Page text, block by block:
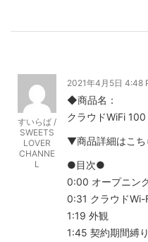
すいらば /
SWEETS
LOVER
CHANNE
L
2021年4月5日 4:48
◆商品名：
クラウドWiFi 100
▼商品詳細はこち
●目次●
0:00 オープニン
0:31 クラウドWi-
1:19 外観
1:45 契約期間縛